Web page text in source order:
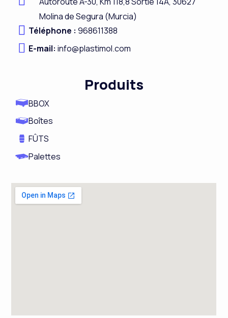
b
o
o
k
e
d
i
n
a
g
r
a
u
b
Molina de Segura (Murcia)
Téléphone :968611388
E-mail: info@plastimol.com
Produits
BBOX
Boîtes
FÛTS
Palettes